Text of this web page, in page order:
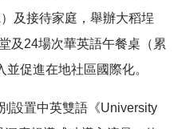
及接待家庭，舉辦大稻埕
及24場次華英語午餐桌（累
促進在地社區國際化。
設置中英雙語《University